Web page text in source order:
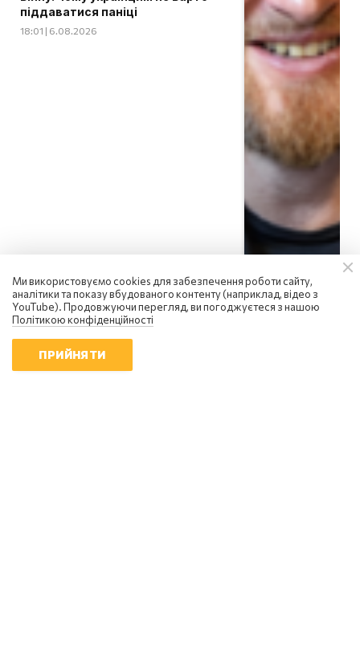
піддаватися паніці
18:01 | 6.08.2026
Ми використовуємо cookies для забезпечення роботи сайту,
аналітики та показу вбудованого контенту (наприклад, відео з
YouTube). Продовжуючи перегляд, ви погоджуєтеся з нашою
Політикою конфіденційності
ПРИЙНЯТИ